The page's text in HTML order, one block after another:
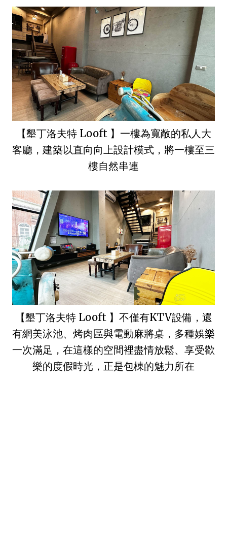
【墾丁洛夫特 Looft 】一樓為寬敞的私人大
客廳，建築以直向向上設計模式，將一樓至三
樓自然串連
【墾丁洛夫特 Looft 】不僅有KTV設備，還
有網美泳池、烤肉區與電動麻將桌，多種娛樂
一次滿足，在這樣的空間裡盡情放鬆、享受歡
樂的度假時光，正是包棟的魅力所在